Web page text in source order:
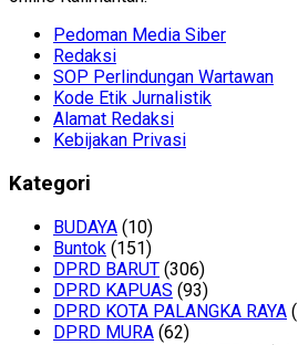
Pedoman Media Siber
Redaksi
SOP Perlindungan Wartawan
Kode Etik Jurnalistik
Alamat Redaksi
Kebijakan Privasi
Kategori
BUDAYA (10)
Buntok (151)
DPRD BARUT (306)
DPRD KAPUAS (93)
DPRD KOTA PALANGKA RAYA
DPRD MURA (62)